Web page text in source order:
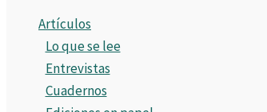
Artículos
Lo que se lee
Entrevistas
Cuadernos